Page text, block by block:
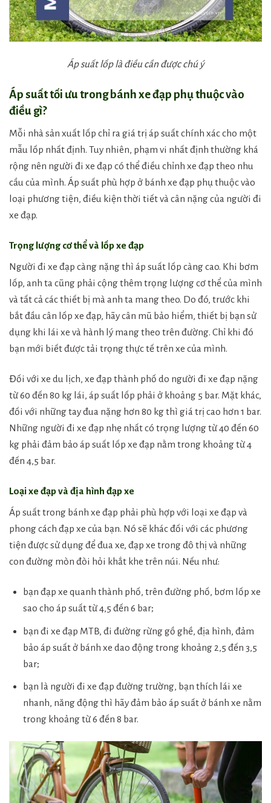
Áp suất lốp là điều cần được chú ý
Áp suất tối ưu trong bánh xe đạp phụ thuộc vào
điều gì?
Mỗi nhà sản xuất lốp chỉ ra giá trị áp suất chính xác cho một
mẫu lốp nhất định. Tuy nhiên, phạm vi nhất định thường khá
rộng nên người đi xe đạp có thể điều chỉnh xe đạp theo nhu
cầu của mình. Áp suất phù hợp ở bánh xe đạp phụ thuộc vào
loại phương tiện, điều kiện thời tiết và cân nặng của người đi
xe đạp.
Trọng lượng cơ thể và lốp xe đạp
Người đi xe đạp càng nặng thì áp suất lốp càng cao. Khi bơm
lốp, anh ta cũng phải cộng thêm trọng lượng cơ thể của mình
và tất cả các thiết bị mà anh ta mang theo. Do đó, trước khi
bắt đầu cân lốp xe đạp, hãy cân mũ bảo hiểm, thiết bị bạn sử
dụng khi lái xe và hành lý mang theo trên đường. Chỉ khi đó
bạn mới biết được tải trọng thực tế trên xe của mình.
Đối với xe du lịch, xe đạp thành phố do người đi xe đạp nặng
từ 60 đến 80 kg lái, áp suất lốp phải ở khoảng 5 bar. Mặt khác,
đối với những tay đua nặng hơn 80 kg thì giá trị cao hơn 1 bar.
Những người đi xe đạp nhẹ nhất có trọng lượng từ 40 đến 60
kg phải đảm bảo áp suất lốp xe đạp nằm trong khoảng từ 4
đến 4,5 bar.
Loại xe đạp và địa hình đạp xe
Áp suất trong bánh xe đạp phải phù hợp với loại xe đạp và
phong cách đạp xe của bạn. Nó sẽ khác đối với các phương
tiện được sử dụng để đua xe, đạp xe trong đô thị và những
con đường mòn đòi hỏi khắt khe trên núi. Nếu như:
bạn đạp xe quanh thành phố, trên đường phố, bơm lốp xe
sao cho áp suất từ ​​4,5 đến 6 bar;
bạn đi xe đạp MTB, đi đường rừng gồ ghề, địa hình, đảm
bảo áp suất ở bánh xe dao động trong khoảng 2,5 đến 3,5
bar;
bạn là người đi xe đạp đường trường, bạn thích lái xe
nhanh, năng động thì hãy đảm bảo áp suất ở bánh xe nằm
trong khoảng từ 6 đến 8 bar.